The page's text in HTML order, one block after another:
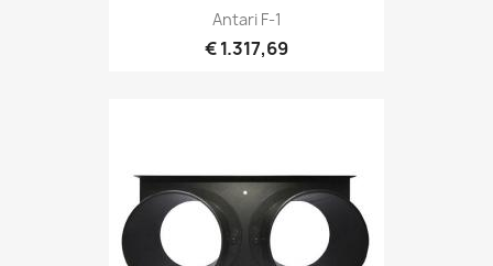
Snel bekijken
Antari F-1
€ 1.317,69